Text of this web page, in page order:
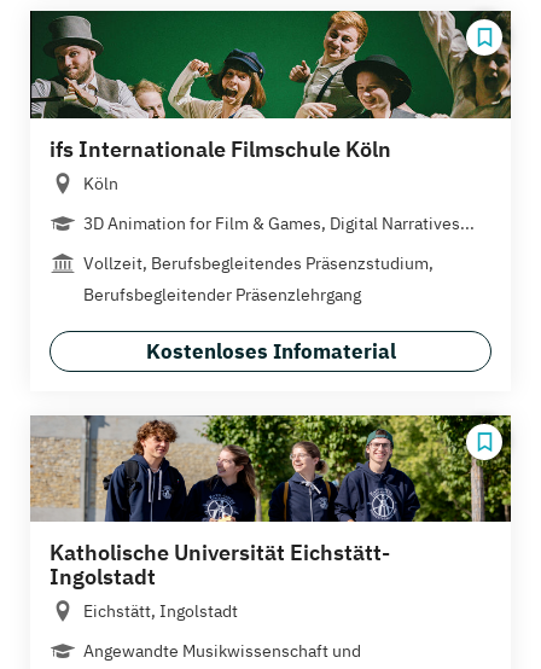
ifs Internationale Filmschule Köln
Köln
3D Animation for Film & Games, Digital Narratives...
Vollzeit, Berufsbegleitendes Präsenzstudium,
Berufsbegleitender Präsenzlehrgang
Kostenloses Infomaterial
Katholische Universität Eichstätt-
Ingolstadt
Eichstätt, Ingolstadt
Angewandte Musikwissenschaft und